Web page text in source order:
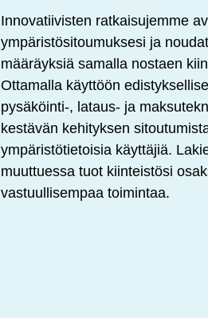
Innovatiivisten ratkaisujemme
ympäristösitoumuksesi ja
määräyksiä samalla nostaen
Ottamalla käyttöön
pysäköinti-, lataus- ja
kestävän kehityksen
ympäristötietoisia käyttäjiä.
muuttuessa tuot kiinteistösi
vastuullisempaa toimintaa.